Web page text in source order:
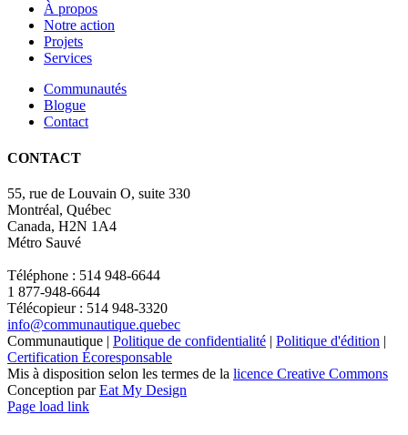
À propos
Notre action
Projets
Services
Communautés
Blogue
Contact
CONTACT
55, rue de Louvain O, suite 330
Montréal, Québec
Canada, H2N 1A4
Métro Sauvé
Téléphone : 514 948-6644
1 877-948-6644
Télécopieur : 514 948-3320
info@communautique.quebec
Communautique | Politique de confidentialité | Politique d'édition |
Certification Écoresponsable
Mis à disposition selon les termes de la licence Creative Commons
Conception parEat My Design
Facebook
YouTube
LinkedIn
Email
Page load link